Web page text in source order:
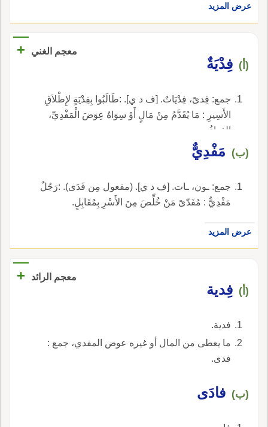
عرض المزيد
معجم الغني +
(أ) فِدْيَةٌ
جمع: فِدىً، فِدْيَاتٌ. [ف د ي]. :طَالَبُوا بِفِدْيَةٍ لإِطْلاَقِ
الأَسِيرِ : مَا يُقَدَّمُ مِنْ مَالٍ أَوْ سِوَاهُ عِوَضَ الْمَفْدِيِّ،
الفِداءُ.
(ب) مَفْدِيٌّ
جمع: ـون، ـات. [ف د ي]. (مفعول مِن فَدَى). :رَجُلٌ
مَفْدِيٌّ : مُفَدّىً مَنْ خُلِّصَ مِنَ الأَسْرِ بِمُقَابِلٍ.
عرض المزيد
معجم الرائد +
(أ) فِدية
فدية.
ما يعطى من المال أو غيره عوض المفدي، جمع :
فدى.
(ب) فادَى